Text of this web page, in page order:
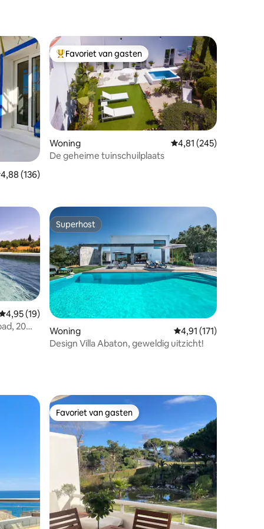
beoordeling van 4,88 uit 5, 136 recensies
4,88 (136)
Topfavoriet van gasten
Favoriet van gasten
Woning Gemiddelde
4,81 (245)
De geheime tuinschuilplaats
beoordeling van 4,95 uit 5, 19 recensies
4,95 (19)
20
Superhost
Superhost
Woning Gemiddelde
4,91 (171)
Design Villa Abaton, geweldig uitzicht!
Favoriet van gasten
Favoriet van gasten